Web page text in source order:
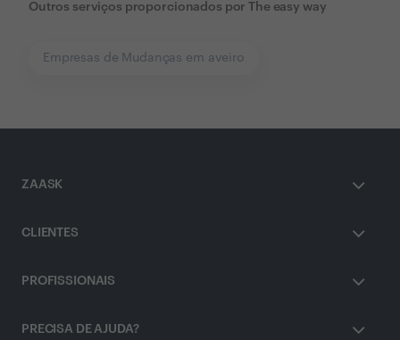
Outros serviços proporcionados por The easy way
Empresas de Mudanças em aveiro
ZAASK
CLIENTES
PROFISSIONAIS
PRECISA DE AJUDA?